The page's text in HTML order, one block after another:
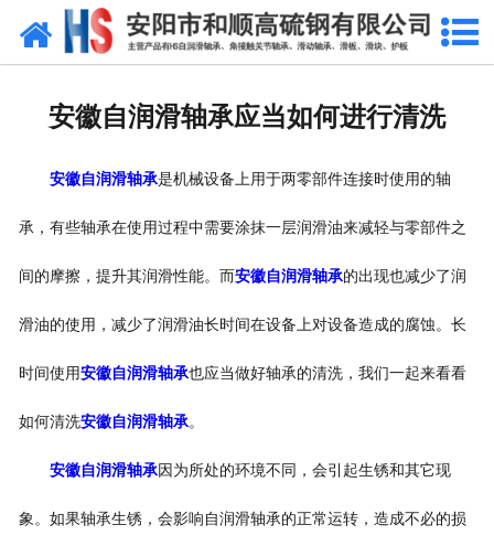
网站首页
业绩证明
安徽自润滑轴承应当如何进行清洗
安徽自润滑轴承是机械设备上用于两零部件连接时使用的轴
承，有些轴承在使用过程中需要涂抹一层润滑油来减轻与零部件之
间的摩擦，提升其润滑性能。而安徽自润滑轴承的出现也减少了润
滑油的使用，减少了润滑油长时间在设备上对设备造成的腐蚀。长
时间使用安徽自润滑轴承也应当做好轴承的清洗，我们一起来看看
如何清洗安徽自润滑轴承。
安徽自润滑轴承因为所处的环境不同，会引起生锈和其它现
象。如果轴承生锈，会影响自润滑轴承的正常运转，造成不必的损